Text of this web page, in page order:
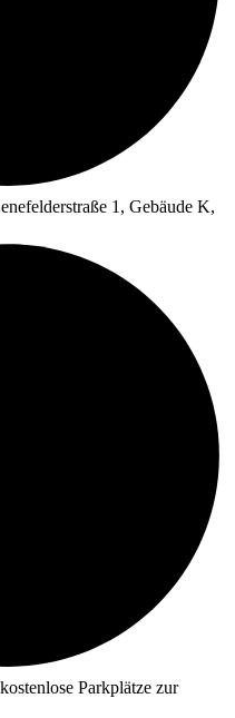
1, Gebäude K,
Parkplätze zur